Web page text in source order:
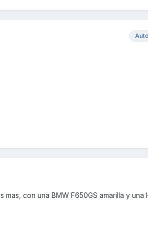
mas, con una BMW F650GS amarilla y una